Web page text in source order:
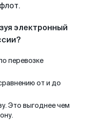
электронный
перевозке
от и до
Это выгоднее чем